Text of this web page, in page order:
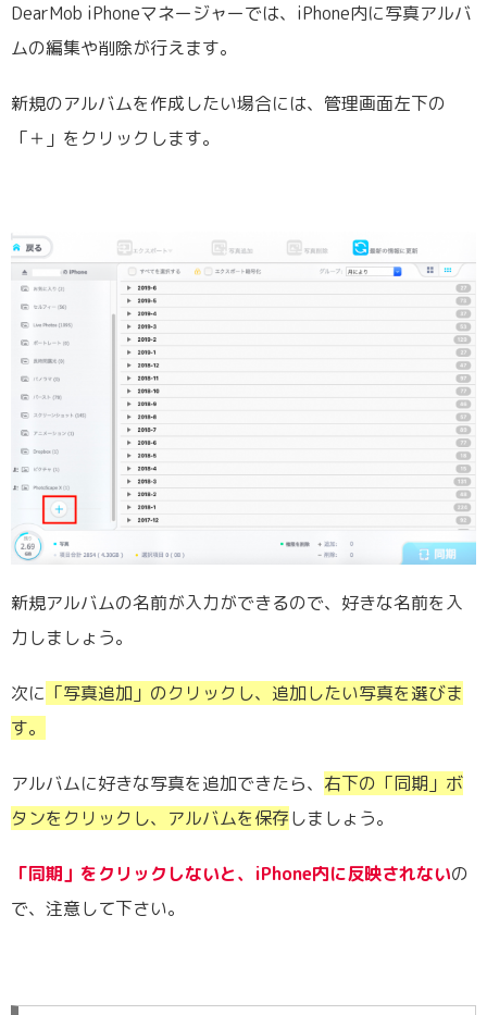
DearMob iPhoneマネージャーでは、iPhone内に写真アルバ
ムの編集や削除が行えます。
新規のアルバムを作成したい場合には、管理画面左下の
「＋」をクリックします。
新規アルバムの名前が入力ができるので、好きな名前を入
力しましょう。
次に 「写真追加」のクリックし、追加したい写真を選びま
す。
アルバムに好きな写真を追加できたら、 右下の「同期」ボ
タンをクリックし、アルバムを保存しましょう。
「同期」をクリックしないと、iPhone内に反映されないの
で、注意して下さい。